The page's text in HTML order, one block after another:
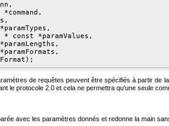
*command,
const *paramValues,
de requêtes peuvent être spécifiés à partir de
le protocole 2.0 et cela ne permettra qu'une seule
avec les paramètres donnés et redonne la main